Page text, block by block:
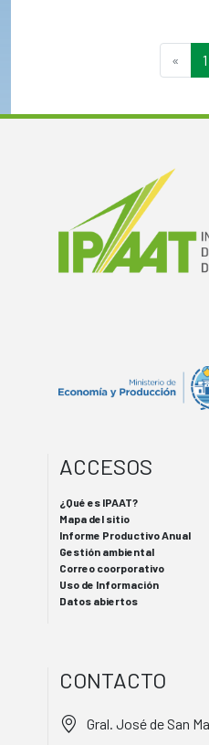
« 1
ACCESOS
¿Qué es IPAAT?
Mapa del sitio
Informe Productivo Anual
Gestión ambiental
Correo coorporativo
Uso de Información
Datos abiertos
CONTACTO
Gral. José de San